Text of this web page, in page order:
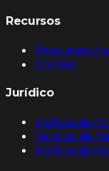
Recursos
Perguntas
Contato
Jurídico
Política de
Termos de
Política de